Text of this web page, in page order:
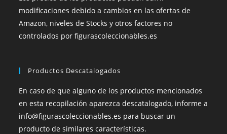
modificaciones debido a cambios en las ofertas de
Amazon, niveles de Stocks y otros factores no
controlados por figurascoleccionables.es
Productos Descatalogados
En caso de que alguno de los productos mencionados
en esta recopilación aparezca descatalogado, informe a
info@figurascoleccionables.es para buscar un
producto de similares características.